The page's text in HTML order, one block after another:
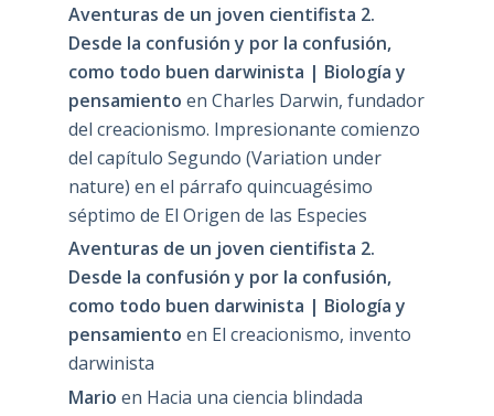
Aventuras de un joven cientifista 2.
Desde la confusión y por la confusión,
como todo buen darwinista | Biología y
pensamiento en Charles Darwin, fundador
del creacionismo. Impresionante comienzo
del capítulo Segundo (Variation under
nature) en el párrafo quincuagésimo
séptimo de El Origen de las Especies
Aventuras de un joven cientifista 2.
Desde la confusión y por la confusión,
como todo buen darwinista | Biología y
pensamiento en El creacionismo, invento
darwinista
Mario en Hacia una ciencia blindada